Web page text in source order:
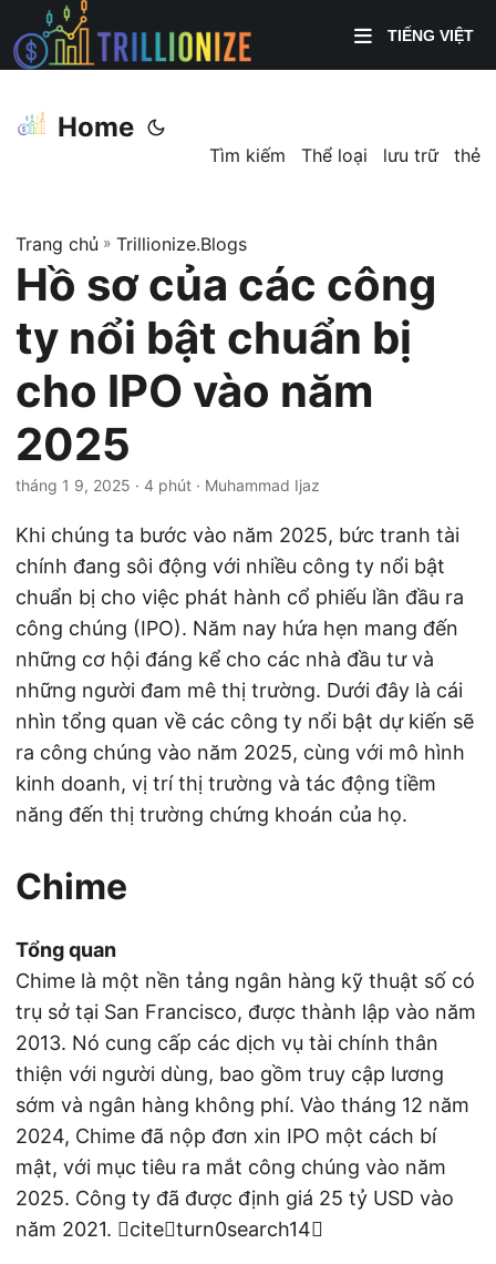
TIẾNG VIỆT
Home
Tìm kiếm Thể loại lưu trữ thẻ
Trang chủ » Trillionize.Blogs
Hồ sơ của các công
ty nổi bật chuẩn bị
cho IPO vào năm
2025
tháng 1 9, 2025 · 4 phút · Muhammad Ijaz
Khi chúng ta bước vào năm 2025, bức tranh tài
chính đang sôi động với nhiều công ty nổi bật
chuẩn bị cho việc phát hành cổ phiếu lần đầu ra
công chúng (IPO). Năm nay hứa hẹn mang đến
những cơ hội đáng kể cho các nhà đầu tư và
những người đam mê thị trường. Dưới đây là cái
nhìn tổng quan về các công ty nổi bật dự kiến sẽ
ra công chúng vào năm 2025, cùng với mô hình
kinh doanh, vị trí thị trường và tác động tiềm
năng đến thị trường chứng khoán của họ.
Chime
Tổng quan
Chime là một nền tảng ngân hàng kỹ thuật số có
trụ sở tại San Francisco, được thành lập vào năm
2013. Nó cung cấp các dịch vụ tài chính thân
thiện với người dùng, bao gồm truy cập lương
sớm và ngân hàng không phí. Vào tháng 12 năm
2024, Chime đã nộp đơn xin IPO một cách bí
mật, với mục tiêu ra mắt công chúng vào năm
2025. Công ty đã được định giá 25 tỷ USD vào
năm 2021. citeturn0search14